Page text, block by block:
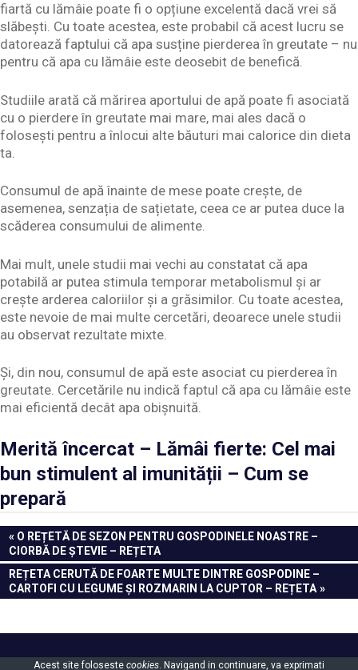
fiartă cu lămâie poate fi o opțiune excelentă dacă vrei să
slăbești. Cu toate acestea, este probabil că acest lucru se
datorează faptului că apa susține pierderea în greutate – nu
pentru că apa cu lămâie este deosebit de benefică.
Studiile arată că mărirea aportului de apă poate fi asociată
cu o pierdere în greutate mai mare, mai ales dacă o
folosești pentru a înlocui alte băuturi mai calorice din dieta
ta.
Consumul de apă înainte de mese poate crește, de
asemenea, senzația de sațietate, ceea ce ar putea duce la
scăderea consumului de alimente.
Mai mult, unele studii mai vechi au constatat că apa
potabilă ar putea stimula temporar metabolismul și ar
crește arderea caloriilor și a grăsimilor. Cu toate acestea,
este nevoie de mai multe cercetări, deoarece unele studii
au observat rezultate mixte.
Și, din nou, consumul de apă este asociat cu pierderea în
greutate. Cercetările nu indică faptul că apa cu lămâie este
mai eficientă decât apa obișnuită.
Merită încercat – Lămâi fierte: Cel mai
bun stimulent al imunității – Cum se
prepară
Navigare
în
articole
PREVIOUS
POST:
O REȚETĂ DE SEZON PENTRU GOSPODINELE NOASTRE –
CIORBĂ DE ȘTEVIE – REȚETA
NEXT
POST:
REȚETA CERUTĂ DE FOARTE MULTE DINTRE GOSPODINE –
CARTOFI CU LEGUME ȘI ROZMARIN LA CUPTOR – REȚETA
Powered by WordPressandGridbox.
Acest site foloseste cookies. Navigand in continuare, va exprimati